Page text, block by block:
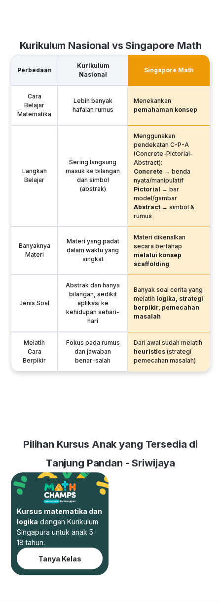
Kurikulum Nasional vs Singapore Math
Perbedaan
Kurikulum
Nasional
Singapore Math
Cara
Belajar
Matematika
Lebih banyak
hafalan rumus
Menekankan
pemahaman konsep
Langkah
Belajar
Sering langsung
masuk ke bilangan
dan simbol
(abstrak)
Menggunakan
pendekatan C-P-A
(Concrete-Pictorial-
Abstract):
Concrete → benda
nyata/manipulatif
Pictorial → bar
model/gambar
Abstract → simbol &
rumus
Banyaknya
Materi
Materi yang padat
dalam waktu yang
singkat
Materi dikenalkan
secara bertahap
melalui konsep
scaffolding
Jenis Soal
Abstrak dan hanya
bilangan, sedikit
aplikasi ke
kehidupan sehari-
hari
Banyak soal cerita yang
melatih logika, strategi
berpikir, pemecahan
masalah
Melatih
Cara
Berpikir
Fokus pada rumus
dan jawaban
benar-salah
Dari awal sudah melatih
heuristics (strategi
pemecahan masalah)
Pilihan Kursus Anak yang Tersedia di
Tanjung Pandan - Sriwijaya
Kursus matematika dan
logika dengan Kurikulum
Singapura untuk anak 5-
18 tahun.
Tanya Kelas